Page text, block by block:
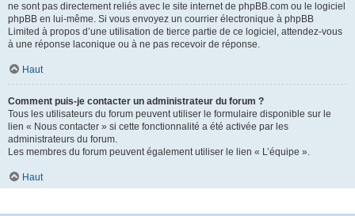
ne sont pas directement reliés avec le site internet de phpBB.com ou le logiciel
phpBB en lui-même. Si vous envoyez un courrier électronique à phpBB
Limited à propos d’une utilisation de tierce partie de ce logiciel, attendez-vous
à une réponse laconique ou à ne pas recevoir de réponse.
Haut
Comment puis-je contacter un administrateur du forum ?
Tous les utilisateurs du forum peuvent utiliser le formulaire disponible sur le
lien « Nous contacter » si cette fonctionnalité a été activée par les
administrateurs du forum.
Les membres du forum peuvent également utiliser le lien « L’équipe ».
Haut